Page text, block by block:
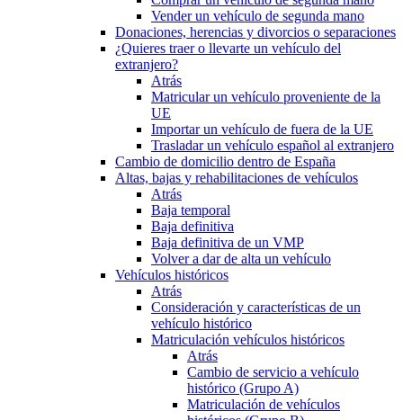
Vender un vehículo de segunda mano
Donaciones, herencias y divorcios o separaciones
¿Quieres traer o llevarte un vehículo del
extranjero?
Atrás
Matricular un vehículo proveniente de la
UE
Importar un vehículo de fuera de la UE
Trasladar un vehículo español al extranjero
Cambio de domicilio dentro de España
Altas, bajas y rehabilitaciones de vehículos
Atrás
Baja temporal
Baja definitiva
Baja definitiva de un VMP
Volver a dar de alta un vehículo
Vehículos históricos
Atrás
Consideración y características de un
vehículo histórico
Matriculación vehículos históricos
Atrás
Cambio de servicio a vehículo
histórico (Grupo A)
Matriculación de vehículos